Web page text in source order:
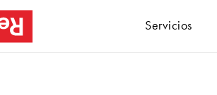
Servicios